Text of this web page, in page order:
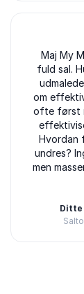
ud af5
Maj My
fuld sal.
om
ofte først
Hvordan
undres?
men
Ditte